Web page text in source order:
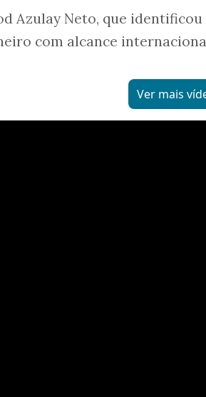
Azulay Neto, que identificou
com alcance
Ver mais